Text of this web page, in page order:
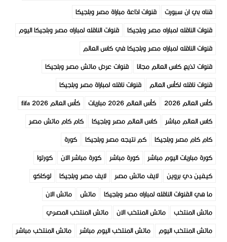
قناه بي ان سبورت
قنوات اذاعة مباراة مصر وبلجيكا
قنوات الناقله لمباراه مصر وبلجيكا
قنوات الناقله لمباراه مصر وبلجيكا اليوم
قنوات الناقله لمباراه مصر وبلجيكا في كاس العالم
قنوات تذيع كاس العالم مجانا
قنوات عرض ماتش مصر وبلجيكا
قنوات ناقله لكأس العالم
قنوات ناقله لمباراة مصر وبلجيكا
كأس العالم 2026
كأس العالم 2026 مباريات
كأس العالم fifa 2026
كاس العالم مباشر
كاس العالم مصر وبلجيكا
كام كام ماتش مصر
كام كام مصر وبلجيكا
كم نتيجه مصر وبلجيكا
كورة
كورة مباريات اليوم مباشر
كورة مباشر كورة مباشر الان
كورتوا
كيفين دي بروين
لايف ماتش مصر لايف مصر وبلجيكا
لوكاكو
ما هي القنوات الناقله لمباراه مصر وبلجيكا
ماتش
ماتش الان
ماتش المنتخب
ماتش المنتخب الان
ماتش المنتخب المصري
ماتش المنتخب اليوم
ماتش المنتخب اليوم مباشر ماتش المنتخب مباشر